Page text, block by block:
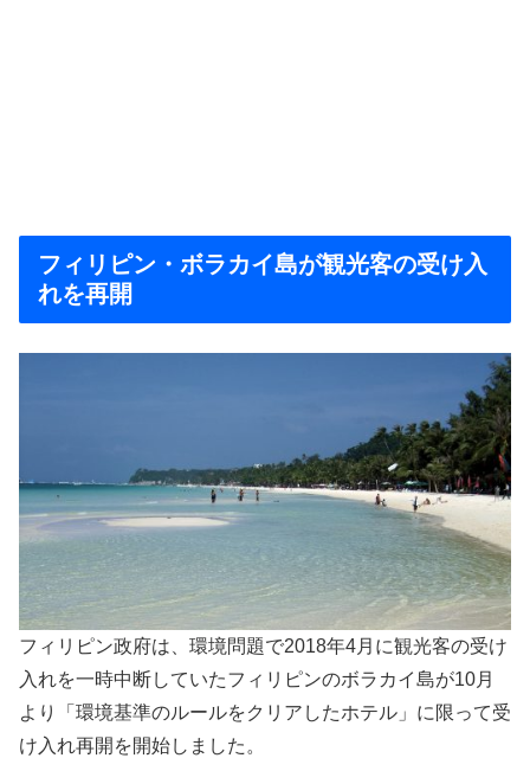
フィリピン・ボラカイ島が観光客の受け入
れを再開
フィリピン政府は、環境問題で2018年4月に観光客の受け
入れを一時中断していたフィリピンのボラカイ島が10月
より「環境基準のルールをクリアしたホテル」に限って受
け入れ再開を開始しました。